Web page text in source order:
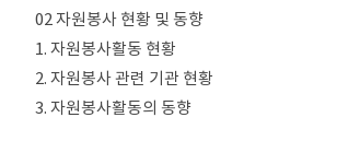
02 자원봉사 현황 및 동향
1. 자원봉사활동 현황
2. 자원봉사 관련 기관 현황
3. 자원봉사활동의 동향